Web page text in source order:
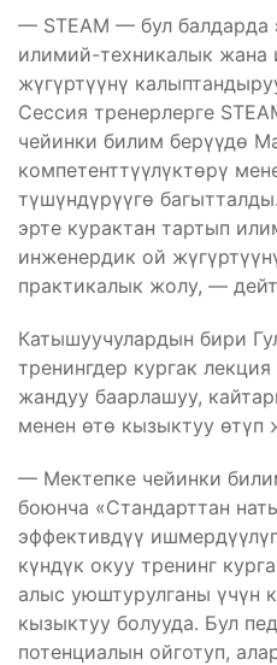
— STEAM — бул балдарда
илимий-техникалык жана
жүгүртүүнү
Сессия тренерлерге
чейинки билим берүүдө
компетенттүүлүктөрү
түшүндүрүүгө
эрте курактан тартып
инженердик ой
практикалык жолу, —
Катышуучулардын бири
тренингдер кургак
жандуу баарлашуу,
менен өтө кызыктуу өтүп
— Мектепке чейинки
боюнча «Стандарттан
эффективдүү
күндүк окуу тренинг
алыс уюштурулганы үчүн
кызыктуу болууда. Бул
потенциалын ойготуп,